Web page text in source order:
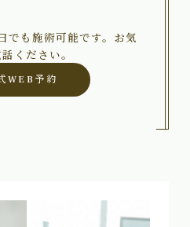
でも施術可能です。お気
ください。
WEB予約